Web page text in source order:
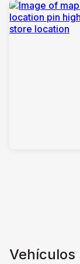
Vehículos